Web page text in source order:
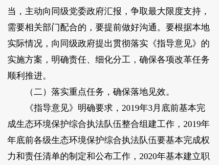
当，主动向同级党委政府汇报，争取最大限度支持，
需要相关部门配合的，要提前做好沟通。要根据本地
实际情况，向同级政府提出贯彻落实《指导意见》的
实施方案，明确责任、细化分工，确保各项改革任务
顺利推进。
（二）落实重点任务，确保落地见效。
《指导意见》明确要求，2019年3月底前基本完
成生态环境保护综合执法队伍整合组建工作，2019年
年底前各级生态环境保护综合执法队伍要基本完成权
力和责任清单的制定和公布工作，2020年基本建立职